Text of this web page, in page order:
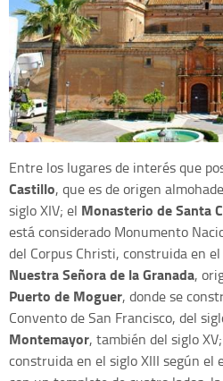
Entre los lugares de interés que
Castillo, que es de origen
siglo XIV; el Monasterio de Santa
está considerado Monumento
del Corpus Christi, construida en el
Nuestra Señora de la Granada,
Puerto de Moguer, donde se
Convento de San Francisco, del
Montemayor, también del siglo
construida en el siglo XIII según el